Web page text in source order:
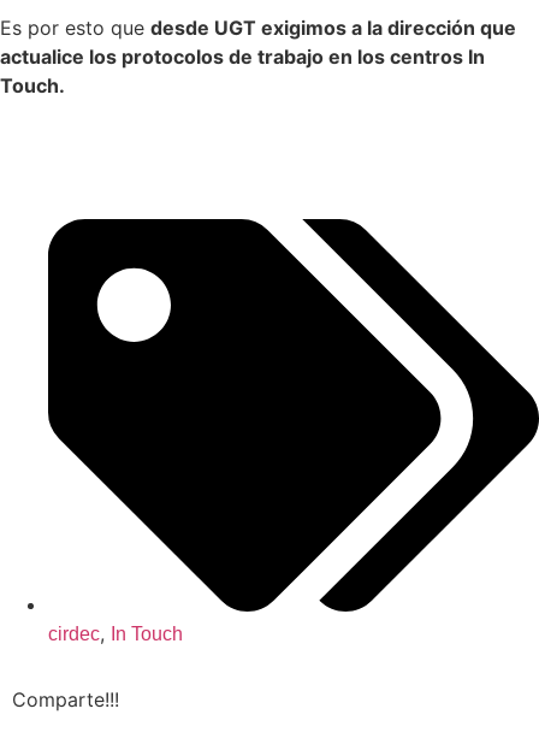
Es por esto que desde UGT exigimos a la dirección que
actualice los protocolos de trabajo en los centros In
Touch.
cirdec, In Touch
Comparte!!!